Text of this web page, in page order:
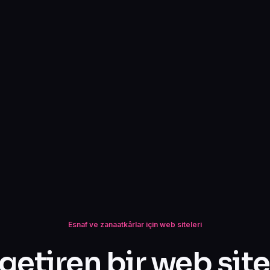
Esnaf ve zanaatkârlar için web siteleri